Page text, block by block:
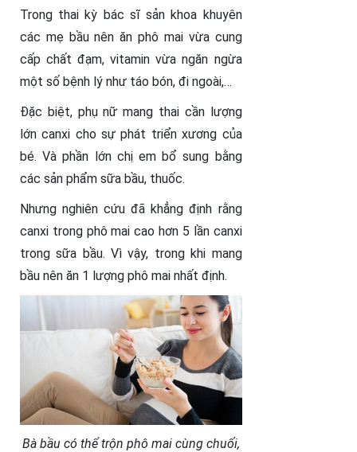
Trong thai kỳ bác sĩ sản khoa khuyên
các mẹ bầu nên ăn phô mai vừa cung
cấp chất đạm, vitamin vừa ngăn ngừa
một số bệnh lý như táo bón, đi ngoài,…
Đặc biệt, phụ nữ mang thai cần lượng
lớn canxi cho sự phát triển xương của
bé. Và phần lớn chị em bổ sung bằng
các sản phẩm sữa bầu, thuốc.
Nhưng nghiên cứu đã khẳng định rằng
canxi trong phô mai cao hơn 5 lần canxi
trong sữa bầu. Vì vậy, trong khi mang
bầu nên ăn 1 lượng phô mai nhất định.
Bà bầu có thể trộn phô mai cùng chuối,